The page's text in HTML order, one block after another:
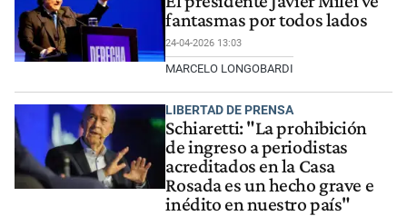
fantasmas por todos lados
24-04-2026 13:03
MARCELO LONGOBARDI
LIBERTAD DE PRENSA
Schiaretti: "La prohibición
de ingreso a periodistas
acreditados en la Casa
Rosada es un hecho grave e
inédito en nuestro país"